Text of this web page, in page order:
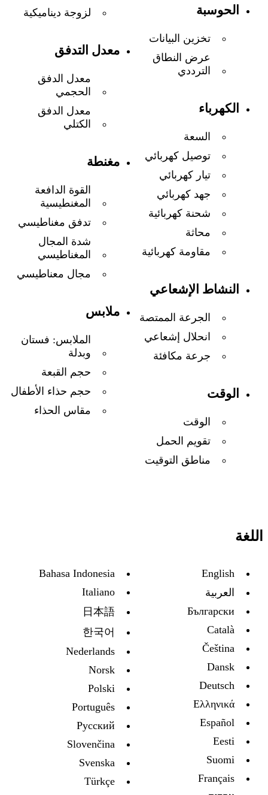
الحوسبة
تخزين البيانات
عرض النطاق
الترددي
الكهرباء
السعة
توصيل كهربائي
تيار كهربائي
جهد كهربائي
شحنة كهربائية
محاثة
مقاومة كهربائية
النشاط الإشعاعي
الجرعة الممتصة
انحلال إشعاعي
جرعة مكافئة
الوقت
الوقت
تقويم الحمل
مناطق التوقيت
لزوجة ديناميكية
معدل التدفق
معدل الدفق
الحجمي
معدل الدفق
الكتلي
مغنطة
القوة الدافعة
المغنطيسية
تدفق مغناطيسي
شدة المجال
المغناطيسي
مجال معناطيسي
ملابس
الملابس: فستان
وبدلة
حجم القبعة
حجم حذاء الأطفال
مقاس الحذاء
اللغة
English
العربية
Български
Català
Čeština
Dansk
Deutsch
Ελληνικά
Español
Eesti
Suomi
Français
Bahasa Indonesia
Italiano
日本語
한국어
Nederlands
Norsk
Polski
Português
Русский
Slovenčina
Svenska
Türkçe